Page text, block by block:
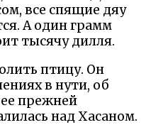
все спящие дяу
А один грамм
тысячу дилля.
птицу. Он
в нути, об
прежней
над Хасаном.